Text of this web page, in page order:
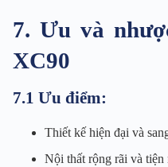
7. Ưu và
XC90
7.1 Ưu điểm:
Thiết kế hiện đại và
Nội thất rộng rãi và tiện